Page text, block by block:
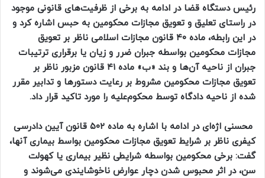
رئیس دستگاه قضا در ادامه به برخی از ظرفیت‌های قانونی موجود
در راستای تعلیق و تعویق مجازات محکومین به حبس اشاره کرد و
در این رابطه، ماده ۴۰ قانون مجازات اسلامی ناظر بر تعویق
مجازات محکومین بواسطه جبران ضرر و زیان یا برقراری ترتیبات
جبران از ناحیه آن‌ها و بند «ب» ماده ۴۱ قانون مزبور ناظر بر
تعویق مجازات محکومین مشروط بر رعایت دستورها و تدابیر مقرر
شده از ناحیه دادگاه توسط محکوم‌علیه را مورد تاکید قرار داد.
محسنی اژه‌ای در ادامه با اشاره به ماده ۵۰۲ قانون آیین دادرسی
کیفری ناظر بر شرایط تعویق مجازات محکومین بواسط بیماری آنها،
گفت: برخی محکومین بواسطه شرایطی نظیر بیماری یا کهولت
سن، در اثر محبوس شدن دچار عوارض ناخوشایندی می‌شوند و